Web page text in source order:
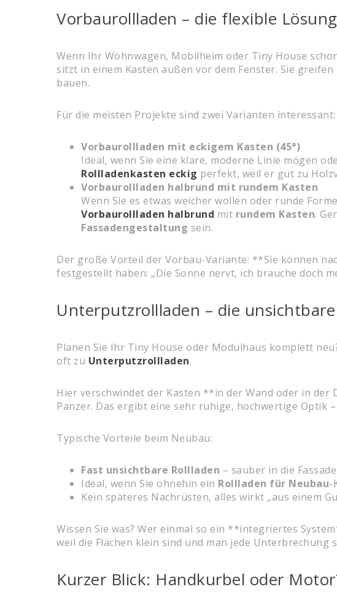
Vorbaurollladen – die flexible
Wenn Ihr Wohnwagen, Mobilheim oder Tiny House
sitzt in einem Kasten außen vor dem Fenster. Sie
bauen.
Für die meisten Projekte sind zwei Varianten interessant:
Vorbaurollladen mit eckigem Kasten (45°)
Ideal, wenn Sie eine klare, moderne Linie mögen
Rollladenkasten eckig perfekt, weil er gut zu
Vorbaurollladen halbrund mit rundem Kasten
Wenn Sie es etwas weicher wollen oder runde
Vorbaurollladen halbrund mit rundem Kasten.
Fassadengestaltung sein.
Der große Vorteil der Vorbau-Variante: **Sie können
festgestellt haben: „Die Sonne nervt, ich brauche doch
Unterputzrollladen – die
Planen Sie Ihr Tiny House oder Modulhaus komplett
oft zu Unterputzrollladen.
Hier verschwindet der Kasten **in der Wand oder in der
Panzer. Das ergibt eine sehr ruhige, hochwertige Optik
Typische Vorteile beim Neubau:
Fast unsichtbare Rollladen – sauber in die
Ideal, wenn Sie ohnehin ein Rollladen für Neubau-
Kein späteres Nachrüsten, alles wirkt „aus einem
Wissen Sie was? Wer einmal so ein **integriertes
weil die Flächen klein sind und man jede Unterbrechung
Kurzer Blick: Handkurbel oder